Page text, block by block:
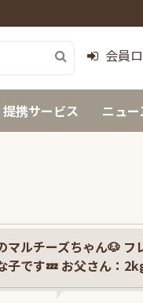
会員
提携サービス ニュー
マルチーズちゃん🐶 フ
子です💤 お父さん：